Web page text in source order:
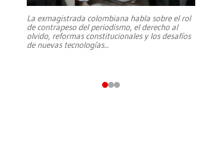
La exmagistrada colombiana habla sobre el rol
de contrapeso del periodismo, el derecho al
olvido, reformas constitucionales y los desafíos
de nuevas tecnologías...